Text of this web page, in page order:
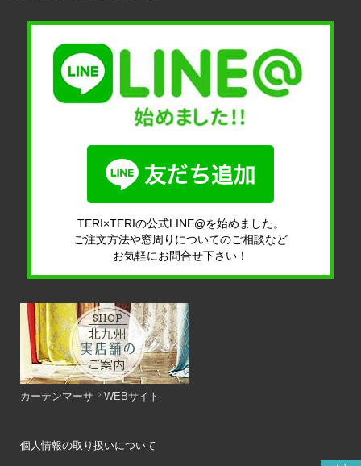
TERI×TERIの公式LINE@を始めました。
ご注文方法や窓周りについてのご相談など
お気軽にお問合せ下さい！
カーテンマーサ WEBサイト
個人情報の取り扱いについて